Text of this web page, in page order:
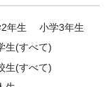
年生
小学3年生
生(すべて)
生(すべて)